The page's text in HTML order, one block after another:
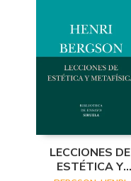
LECCIONES DE
ESTÉTICA Y